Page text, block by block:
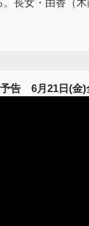
告 6月21日(金)